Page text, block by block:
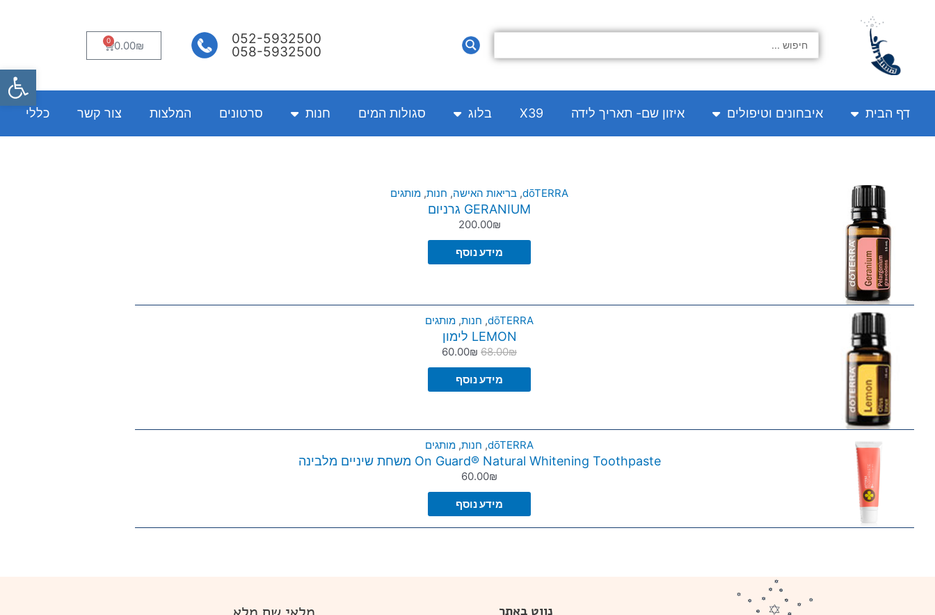
...
052-5932500
058-5932500
0.00₪
0
עגלת
קניות
דף הבית איבחונים וטיפולים איזון שם- תאריך לידה X39 בלוג סגולות המים חנות סרטונים המלצות צור קשר כללי
dōTERRA
, בריאות האישה, חנות, מותגים
GERANIUM גרניום
200.00₪
מידע נוסף
dōTERRA
, חנות, מותגים
LEMON לימון
68.00₪
המחיר
המקורי
היה:
68.00₪.
60.00₪
המחיר
הנוכחי
60.00₪.
מידע נוסף
dōTERRA
, חנות, מותגים
On Guard® Natural Whitening Toothpaste משחת שיניים מלבינה
60.00₪
מידע נוסף
נווט באתר